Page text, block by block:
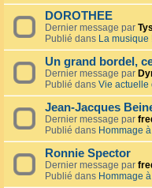
DOROTHEE
Dernier message par
Publié dans La musique
Un grand bordel,
Dernier message par
Publié dans Vie actuelle
Jean-Jacques
Dernier message par
Publié dans Hommage
Ronnie Spector
Dernier message par
Publié dans Hommage